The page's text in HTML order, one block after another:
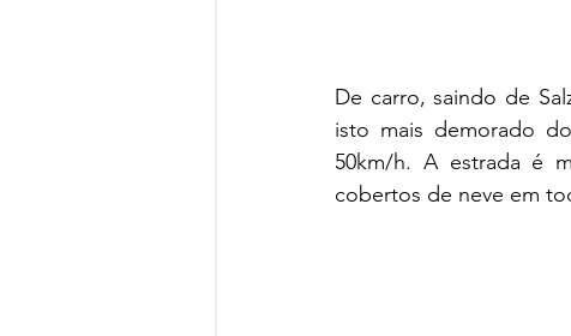
De carro, saindo de
isto mais demorado
50km/h. A estrada é
cobertos de neve em